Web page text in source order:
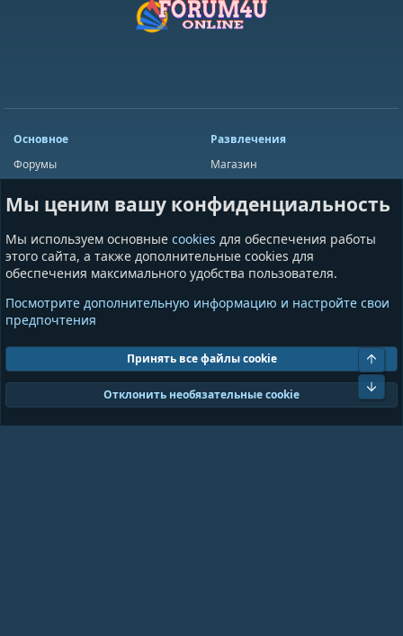
Основное
Форумы
Мини-чат
Ресурсы
Сообщества
Развлечения
Магазин
Лотереи
Приложения
Информация
Условия и правила
Политика конфиденциальности
Помощь
Разное
Общая информация
Пожертвования
GrayAndBlue (Dark)
Ширина Запросов 18 Время 0.0995s Память 11.01MB
Мы ценим вашу конфиденциальность
Мы используем основные cookies для обеспечения работы
этого сайта, а также дополнительные cookies для
обеспечения максимального удобства пользователя.
Посмотрите дополнительную информацию и настройте свои
предпочтения
Принять все файлы cookie
Отклонить необязательные cookie